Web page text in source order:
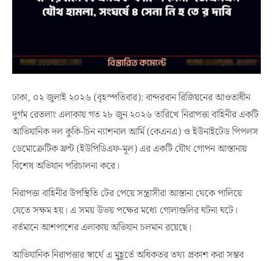
ঢাকা, ০২ জুলাই ২০২৬ (বৃহস্পতিবার): বান্দরবান রিজিয়নের আওতাধীন
দুর্গম রেতলাং এলাকায় গত ২৮ জুন ২০২৬ তারিখে নিরাপত্তা বাহিনীর একটি
আভিযানিক দল কুকি-চিন ন্যাশনাল আর্মি (কেএনএ) ও ইউনাইটেড পিপলস
ডেমোক্রেটিক ফ্রন্ট (ইউপিডিএফ-মূল) এর একটি যৌথ গোপন আস্তানায়
বিশেষ অভিযান পরিচালনা করে।
নিরাপত্তা বাহিনীর উপস্থিতি টের পেয়ে সন্ত্রাসীরা আস্তানা থেকে পালিয়ে
যেতে সক্ষম হয়। এ সময় উভয় পক্ষের মধ্যে গোলাগুলির ঘটনা ঘটে।
বর্তমানে আশপাশের এলাকায় অভিযান চলমান রয়েছে।
আভিযানিক নিরাপত্তার স্বার্থে এ মুহূর্তে অধিকতর তথ্য প্রকাশ করা সম্ভব